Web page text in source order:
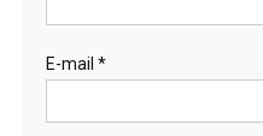
E-mail *